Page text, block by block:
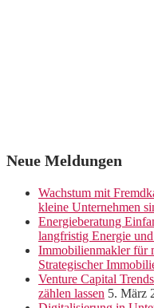
Neue Meldungen
Wachstum mit
kleine Unternehmen
Energieberatung
langfristig Energie
Immobilienmakler für
Strategischer
Venture Capital
zählen lassen 5. März